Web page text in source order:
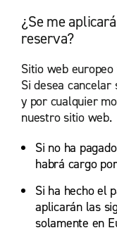
¿Se me
reserva?
Sitio web
Si desea
y por cualquier
nuestro sitio web.
Si no ha
habrá cargo
Si ha hecho el
aplicarán las
solamente en